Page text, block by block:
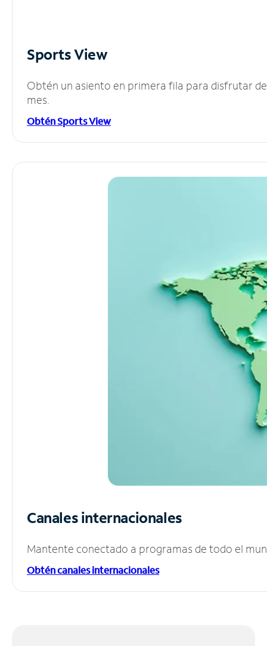
Sports View
Obtén un asiento en primera fila para disfrutar
mes.
Obtén Sports View
Canales internacionales
Mantente conectado a programas de todo el
Obtén canales internacionales